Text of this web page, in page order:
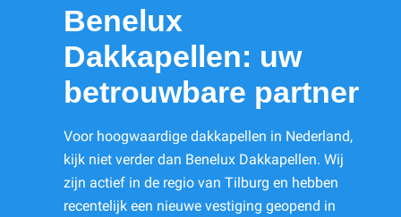
Benelux
Dakkapellen: uw
betrouwbare partner
Voor hoogwaardige dakkapellen in Nederland,
kijk niet verder dan Benelux Dakkapellen. Wij
zijn actief in de regio van Tilburg en hebben
recentelijk een nieuwe vestiging geopend in